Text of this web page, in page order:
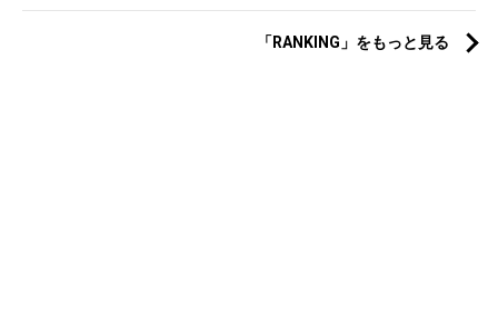
「RANKING」をもっと見る